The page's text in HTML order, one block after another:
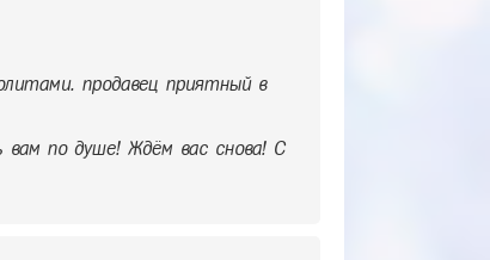
продавец приятный в
вам по душе! Ждём вас снова! С